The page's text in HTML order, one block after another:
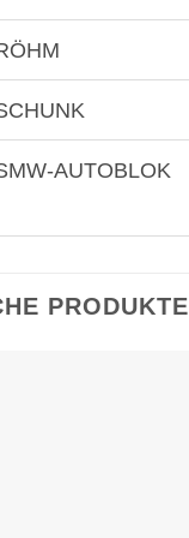
AUTOBLOK
PRODUKTE